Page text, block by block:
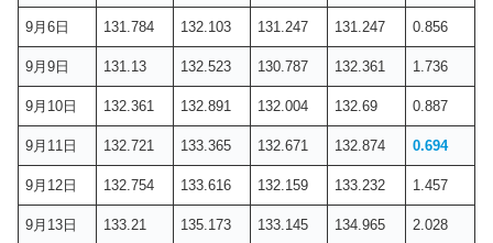
9月6日 131.784 132.103 131.247 131.247 0.856
9月9日 131.13 132.523 130.787 132.361 1.736
9月10日 132.361 132.891 132.004 132.69 0.887
9月11日 132.721 133.365 132.671 132.874 0.694
9月12日 132.754 133.616 132.159 133.232 1.457
9月13日 133.21 135.173 133.145 134.965 2.028